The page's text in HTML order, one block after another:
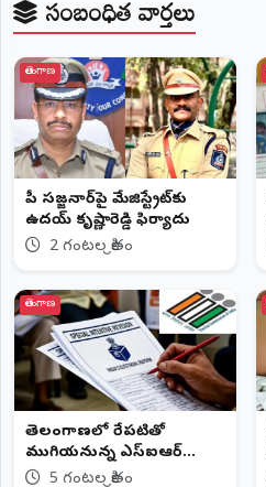
సంబంధిత వార్తలు
తెలంగాణ
సీపీ సజ్జనార్‌పై మేజిస్ట్రేట్‌కు
ఉదయ్ కృష్ణారెడ్డి ఫిర్యాదు
2 గంటల క్రితం
తెలంగాణ
తెలంగాణలో రేపటితో
ముగియనున్న ఎస్‌ఐఆర్
గడువు5 గంటల క్రితం